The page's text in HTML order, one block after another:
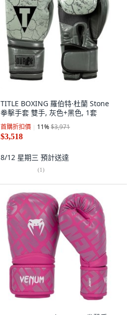
TITLE BOXING 羅伯特·杜蘭 Stone
拳擊手套 雙手, 灰色+黑色, 1套
首購折扣價 11%$3,971
$3,518
8/12 星期三 預計送達
(1)